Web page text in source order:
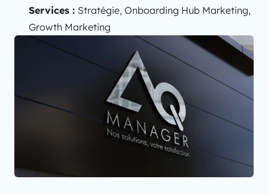
Services : Stratégie, Onboarding Hub Marketing,
Growth Marketing